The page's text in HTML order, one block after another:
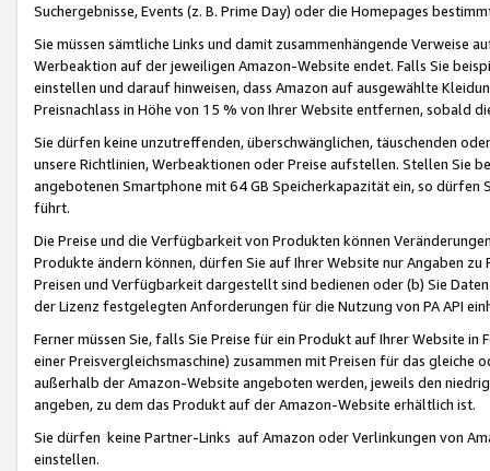
Suchergebnisse, Events (z. B. Prime Day) oder die Homepages
Sie müssen sämtliche Links und damit zusammenhängende
Werbeaktion auf der jeweiligen Amazon-Website endet. Falls Sie
einstellen und darauf hinweisen, dass Amazon auf ausgewählte
Preisnachlass in Höhe von 15 % von Ihrer Website entfernen, sobald
Sie dürfen keine unzutreffenden, überschwänglichen, täuschenden
unsere Richtlinien, Werbeaktionen oder Preise aufstellen. Stellen Sie
angebotenen Smartphone mit 64 GB Speicherkapazität ein, so dürfen
führt.
Die Preise und die Verfügbarkeit von Produkten können
Produkte ändern können, dürfen Sie auf Ihrer Website nur Angaben
Preisen und Verfügbarkeit dargestellt sind bedienen oder (b) Sie
der Lizenz festgelegten Anforderungen für die Nutzung von PA API
Ferner müssen Sie, falls Sie Preise für ein Produkt auf Ihrer Website
einer Preisvergleichsmaschine) zusammen mit Preisen für das
außerhalb der Amazon-Website angeboten werden, jeweils den
angeben, zu dem das Produkt auf der Amazon-Website erhältlich ist.
Sie dürfen keine Partner-Links auf Amazon oder Verlinkungen von
einstellen.